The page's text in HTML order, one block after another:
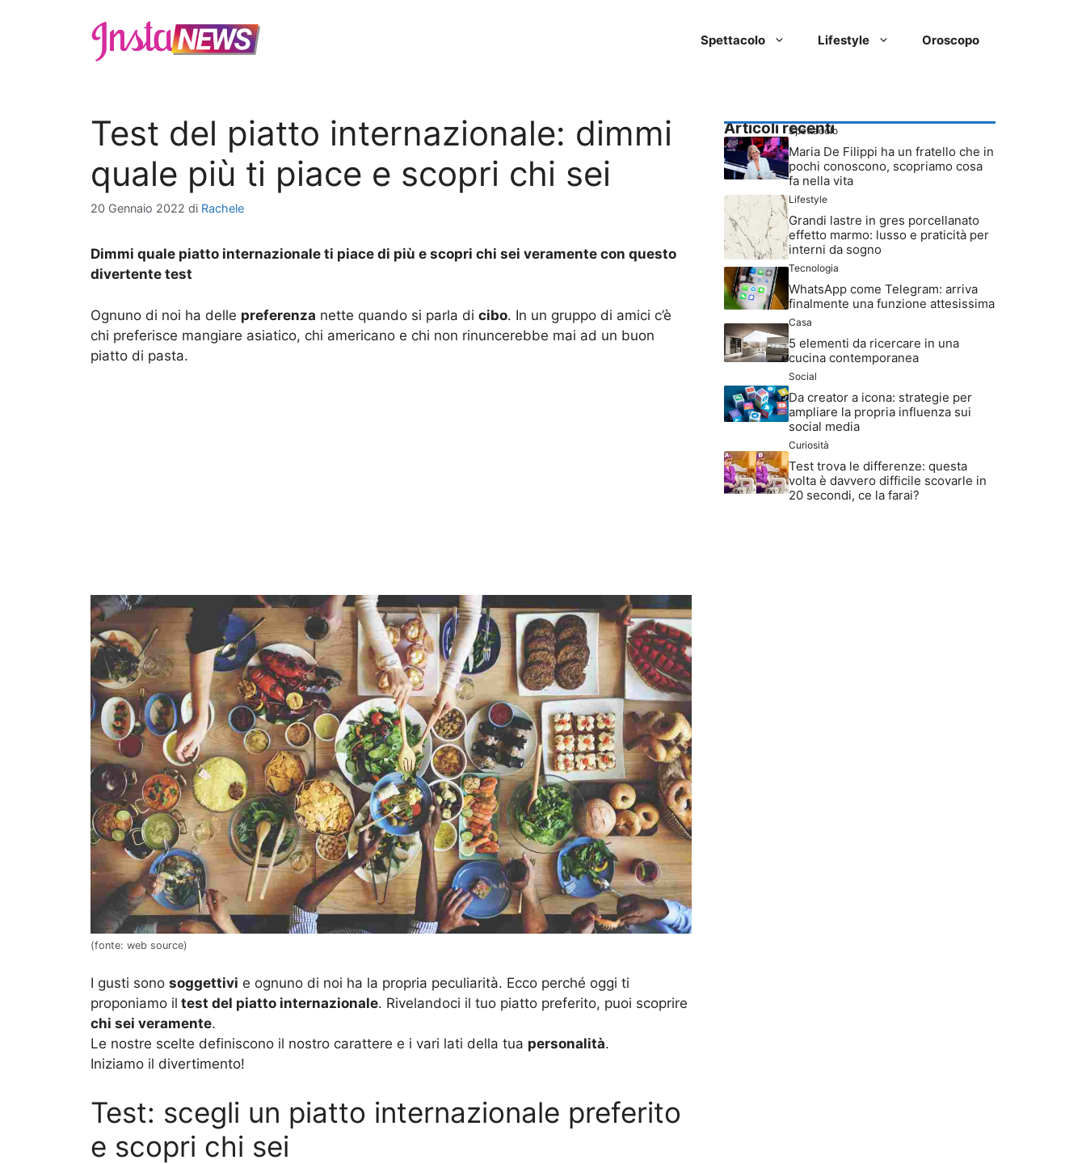
Spettacolo Lifestyle Oroscopo
Test del piatto internazionale: dimmi
quale più ti piace e scopri chi sei
20 Gennaio 2022 di Rachele
Dimmi quale piatto internazionale ti piace di più e scopri chi sei veramente con questo
divertente test
Ognuno di noi ha delle preferenza nette quando si parla di cibo. In un gruppo di amici c’è
chi preferisce mangiare asiatico, chi americano e chi non rinuncerebbe mai ad un buon
piatto di pasta.
(fonte: web source)
I gusti sono soggettivi e ognuno di noi ha la propria peculiarità. Ecco perché oggi ti
proponiamo il test del piatto internazionale. Rivelandoci il tuo piatto preferito, puoi scoprire
chi sei veramente.
Le nostre scelte definiscono il nostro carattere e i vari lati della tua personalità.
Iniziamo il divertimento!
Test: scegli un piatto internazionale preferito
e scopri chi sei
Articoli recenti
Spettacolo
Maria De Filippi ha un fratello che in
pochi conoscono, scopriamo cosa
fa nella vita
Lifestyle
Grandi lastre in gres porcellanato
effetto marmo: lusso e praticità per
interni da sogno
Tecnologia
WhatsApp come Telegram: arriva
finalmente una funzione attesissima
Casa
5 elementi da ricercare in una
cucina contemporanea
Social
Da creator a icona: strategie per
ampliare la propria influenza sui
social media
Curiosità
Test trova le differenze: questa
volta è davvero difficile scovarle in
20 secondi, ce la farai?